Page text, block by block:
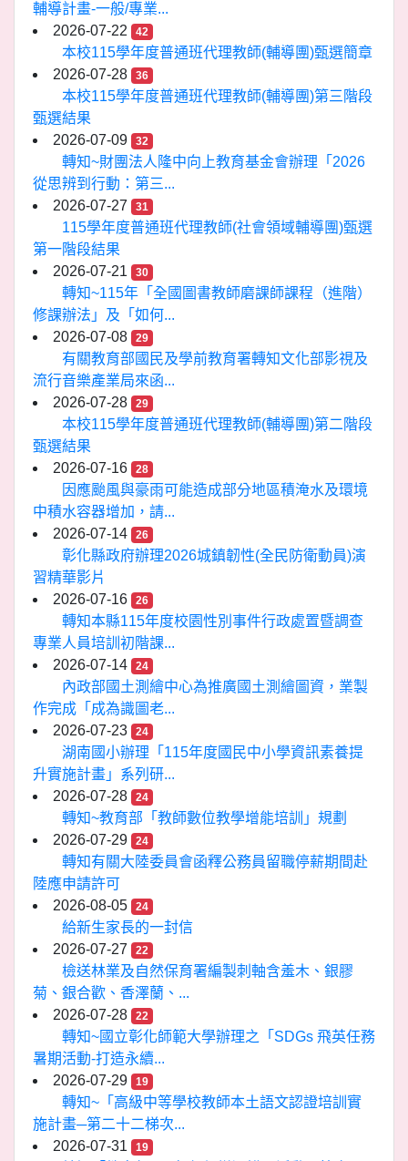
輔導計畫-一般/專業...
2026-07-22
42
本校115學年度普通班代理教師(輔導團)甄選簡章
2026-07-28
36
本校115學年度普通班代理教師(輔導團)第三階段
甄選結果
2026-07-09
32
轉知~財團法人隆中向上教育基金會辦理「2026
從思辨到行動：第三...
2026-07-27
31
115學年度普通班代理教師(社會領域輔導團)甄選
第一階段結果
2026-07-21
30
轉知~115年「全國圖書教師磨課師課程（進階）
修課辦法」及「如何...
2026-07-08
29
有關教育部國民及學前教育署轉知文化部影視及
流行音樂產業局來函...
2026-07-28
29
本校115學年度普通班代理教師(輔導團)第二階段
甄選結果
2026-07-16
28
因應颱風與豪雨可能造成部分地區積淹水及環境
中積水容器增加，請...
2026-07-14
26
彰化縣政府辦理2026城鎮韌性(全民防衛動員)演
習精華影片
2026-07-16
26
轉知本縣115年度校園性別事件行政處置暨調查
專業人員培訓初階課...
2026-07-14
24
內政部國土測繪中心為推廣國土測繪圖資，業製
作完成「成為識圖老...
2026-07-23
24
湖南國小辦理「115年度國民中小學資訊素養提
升實施計畫」系列研...
2026-07-28
24
轉知~教育部「教師數位教學增能培訓」規劃
2026-07-29
24
轉知有關大陸委員會函釋公務員留職停薪期間赴
陸應申請許可
2026-08-05
24
給新生家長的一封信
2026-07-27
22
檢送林業及自然保育署編製刺軸含羞木、銀膠
菊、銀合歡、香澤蘭、...
2026-07-28
22
轉知~國立彰化師範大學辦理之「SDGs 飛英任務
暑期活動-打造永續...
2026-07-29
19
轉知~「高級中等學校教師本土語文認證培訓實
施計畫─第二十二梯次...
2026-07-31
19